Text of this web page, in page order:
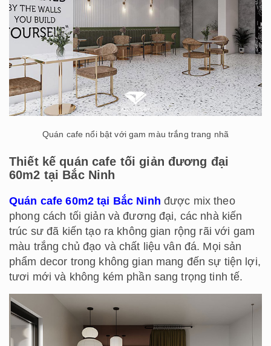
Quán cafe nổi bật với gam màu trắng trang nhã
Thiết kế quán cafe tối giản đương đại
60m2 tại Bắc Ninh
Quán cafe 60m2 tại Bắc Ninh được mix theo
phong cách tối giản và đương đại, các nhà kiến
trúc sư đã kiến tạo ra không gian rộng rãi với gam
màu trắng chủ đạo và chất liệu vân đá. Mọi sản
phẩm decor trong không gian mang đến sự tiện lợi,
tươi mới và không kém phần sang trọng tinh tế.